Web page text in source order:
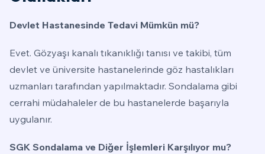
Devlet Hastanesinde Tedavi Mümkün mü?
Evet. Gözyaşı kanalı tıkanıklığı tanısı ve takibi, tüm
devlet ve üniversite hastanelerinde göz hastalıkları
uzmanları tarafından yapılmaktadır. Sondalama gibi
cerrahi müdahaleler de bu hastanelerde başarıyla
uygulanır.
SGK Sondalama ve Diğer İşlemleri Karşılıyor mu?